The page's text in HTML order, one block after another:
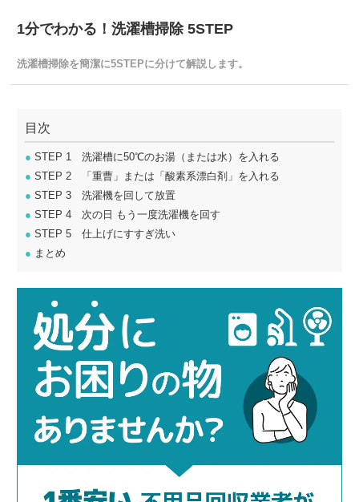
1分でわかる！洗濯槽掃除 5STEP
洗濯槽掃除を簡潔に5STEPに分けて解説します。
目次
● STEP 1 洗濯槽に50℃のお湯（または水）を入れる
● STEP 2 「重曹」または「酸素系漂白剤」を入れる
● STEP 3 洗濯機を回して放置
● STEP 4 次の日 もう一度洗濯機を回す
● STEP 5 仕上げにすすぎ洗い
● まとめ